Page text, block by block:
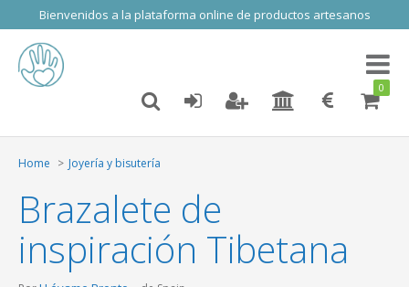
Bienvenidos a la plataforma online de productos artesanos
Toggle
0
Home Joyería y bisutería
Brazalete de
inspiración Tibetana